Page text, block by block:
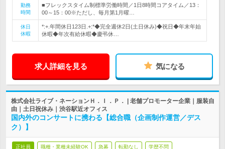
勤務
時間
■フレックスタイム制標準労働時間／1日8時間コアタイム／13：
00～15：00※ただし、毎月第1月曜…
休日
休暇
*:+.年間休日123日.+:*◆完全週休2日(土日休み)◆祝日◆年末年始
休暇◆年次有給休暇◆慶弔休…
求人詳細を見る 気になる
株式会社ライブ・ネーションＨ．Ｉ．Ｐ． | 老舗プロモーター企業｜服装自
由｜土日祝休み｜渋谷駅近オフィス
国内外のコンサートに携わる【総合職（企画制作運営／デス
ク）】
正社員 職種・業種未経験OK 急募 転勤なし 学歴不問